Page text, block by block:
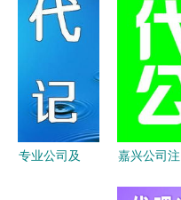
务全指南
从执照办理
一站式解析
代办营业执
照服务全解
析
专业公司及
嘉兴公司注